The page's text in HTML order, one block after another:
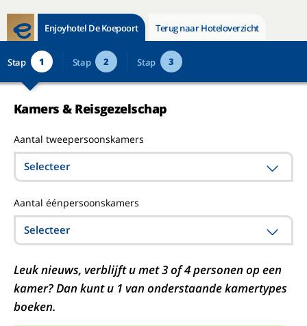
Enjoyhotel De Koepoort Terug naar Hoteloverzicht
Stap 1 Stap 2 Stap 3
Kamers & Reisgezelschap
Aantal tweepersoonskamers
Selecteer
Aantal éénpersoonskamers
Selecteer
Leuk nieuws, verblijft u met 3 of 4 personen op een
kamer? Dan kunt u 1 van onderstaande kamertypes
boeken.